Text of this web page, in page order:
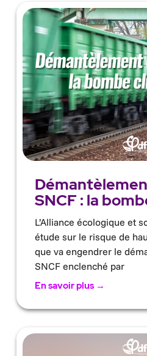
SNCF : la
L’Alliance écologique et
étude sur le risque de
que va engendrer le
SNCF enclenché par
En savoir plus →